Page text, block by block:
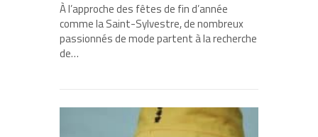
À l’approche des fêtes de fin d’année
comme la Saint-Sylvestre, de nombreux
passionnés de mode partent à la recherche
de…